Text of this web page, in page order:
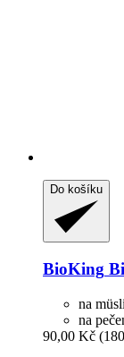
Do košíku
BioKing
na müsli
na
90,00 Kč